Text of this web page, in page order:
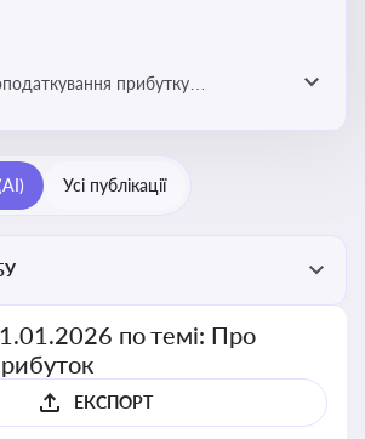
прибутку
бухгалтерів і юристів
Усі публікації
по темі: Про
ЕКСПОРТ